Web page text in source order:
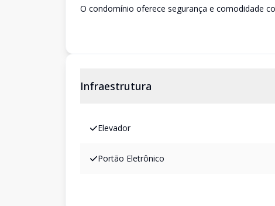
O condomínio oferece segurança e comodidade
Infraestrutura
Elevador
Portão Eletrônico